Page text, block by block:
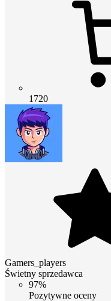
1720
Gamers_players
Świetny sprzedawca
97%
Pozytywne oceny